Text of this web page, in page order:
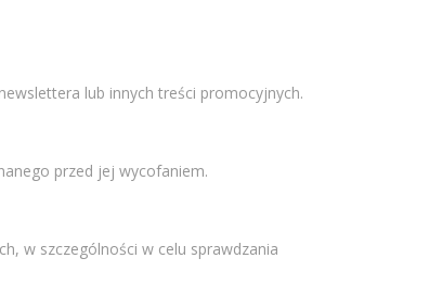
lub innych treści promocyjnych.
przed jej wycofaniem.
w szczególności w celu sprawdzania